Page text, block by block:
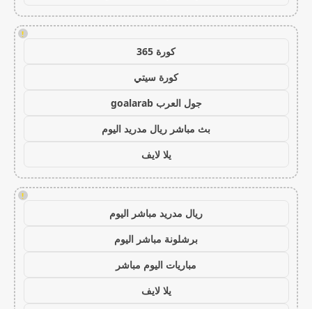
!
كورة 365
كورة سيتي
جول العرب goalarab
بث مباشر ريال مدريد اليوم
يلا لايف
!
ريال مدريد مباشر اليوم
برشلونة مباشر اليوم
مباريات اليوم مباشر
يلا لايف